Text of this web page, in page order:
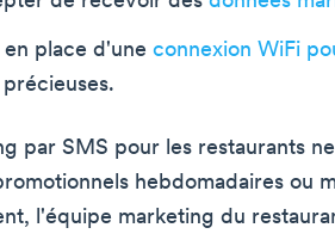
en place d'une connexion WiFi
par SMS pour les restaurants
hebdomadaires ou
l'équipe marketing du